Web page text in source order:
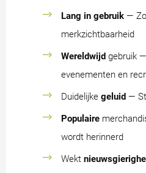
Lang in gebruik —
merkzichtbaarheid
Wereldwijd gebruik
evenementen en
Duidelijke geluid —
Populaire
wordt herinnerd
Wekt